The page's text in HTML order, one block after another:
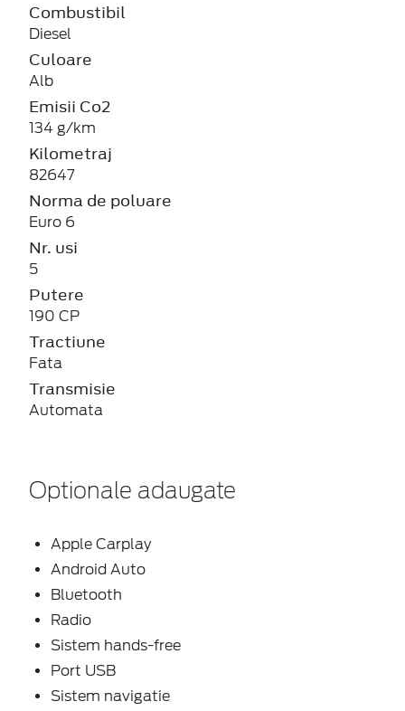
Combustibil
Diesel
Culoare
Alb
Emisii Co2
134 g/km
Kilometraj
82647
Norma de poluare
Euro 6
Nr. usi
5
Putere
190 CP
Tractiune
Fata
Transmisie
Automata
Optionale adaugate
Apple Carplay
Android Auto
Bluetooth
Radio
Sistem hands-free
Port USB
Sistem navigatie